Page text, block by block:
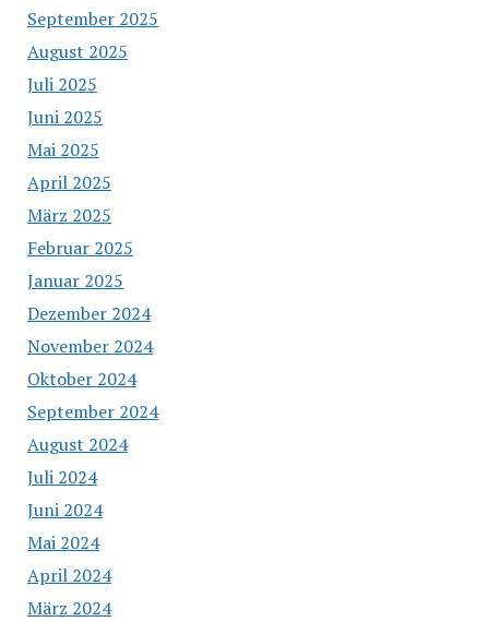
September 2025
August 2025
Juli 2025
Juni 2025
Mai 2025
April 2025
März 2025
Februar 2025
Januar 2025
Dezember 2024
November 2024
Oktober 2024
September 2024
August 2024
Juli 2024
Juni 2024
Mai 2024
April 2024
März 2024